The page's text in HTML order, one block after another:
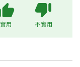
實用 不實用